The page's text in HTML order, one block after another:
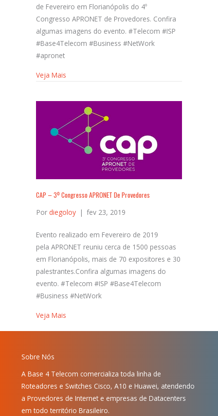
de Fevereiro em Florianópolis do 4º
Congresso APRONET de Provedores. Confira
algumas imagens do evento. #Telecom #ISP
#Base4Telecom #Business #NetWork
#apronet
Veja Mais
CAP – 3º Congresso APRONET De Provedores
Por diegoloy | fev 23, 2019
Evento realizado em Fevereiro de 2019
pela APRONET reuniu cerca de 1500 pessoas
em Florianópolis, mais de 70 expositores e 30
palestrantes.Confira algumas imagens do
evento. #Telecom #ISP #Base4Telecom
#Business #NetWork
Veja Mais
Sobre Nós
A Base 4 Telecom comercializa toda linha de
Roteadores e Switches Cisco, A10 e Huawei, atendendo
a Provedores de Internet e empresas de Datacenters
em todo território Brasileiro.